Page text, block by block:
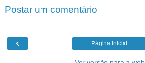
Postar um comentário
‹ Página inicial